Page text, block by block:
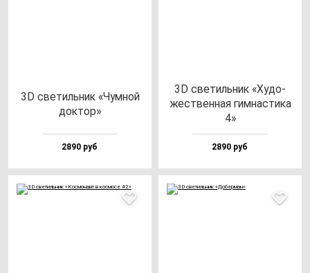
3D све­тиль­ник «Чум­ной
док­тор»
2890 руб
3D све­тиль­ник «Худо­
жес­твен­ная гим­нас­ти­ка
4»
2890 руб